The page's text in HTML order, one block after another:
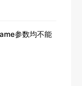
参数均不能